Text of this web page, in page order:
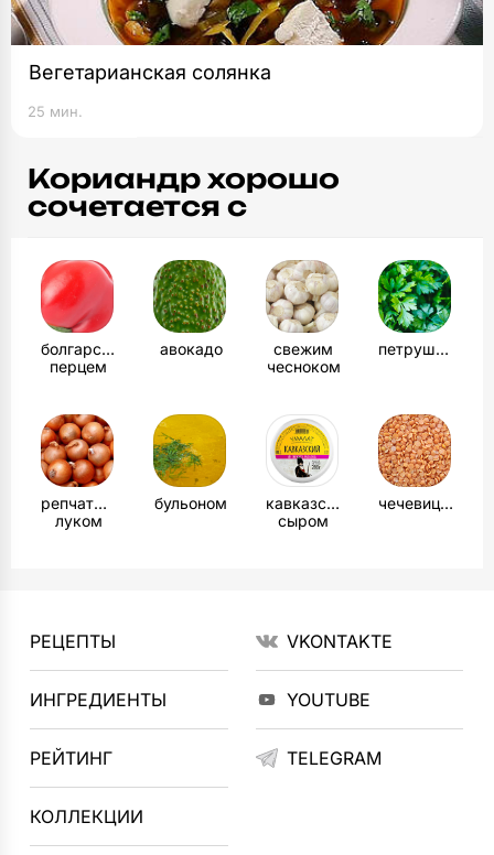
Вегетарианская солянка
25 мин.
Кориандр хорошо
сочетается с
болгарским
перцем
авокадо
свежим
чесноком
петрушкой
репчатым
луком
бульоном
кавказским
сыром
чечевицей
РЕЦЕПТЫ
ИНГРЕДИЕНТЫ
РЕЙТИНГ
КОЛЛЕКЦИИ
VKONTAKTE
YOUTUBE
TELEGRAM